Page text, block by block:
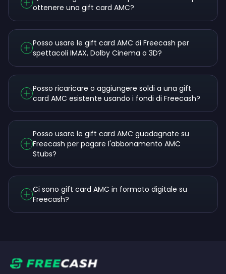
ottenere una gift card AMC?
Posso usare le gift card AMC di Freecash per
spettacoli IMAX, Dolby Cinema o 3D?
Posso ricaricare o aggiungere soldi a una gift
card AMC esistente usando i fondi di Freecash?
Posso usare le gift card AMC guadagnate su
Freecash per pagare l'abbonamento AMC
Stubs?
Ci sono gift card AMC in formato digitale su
Freecash?